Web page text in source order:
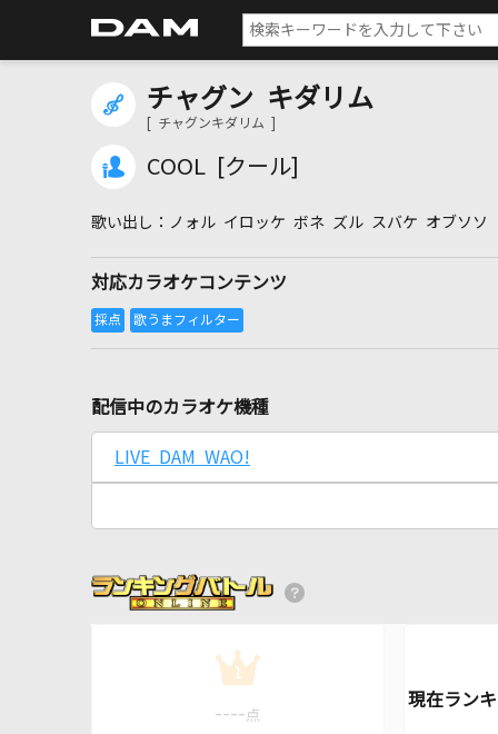
チャグン キダリム
[ チャグンキダリム ]
COOL [クール]
ノォル イロッケ ボネ ズル スバケ オブソソ
対応カラオケコンテンツ
配信中のカラオケ機種
LIVE DAM WAO!
1
---- 点